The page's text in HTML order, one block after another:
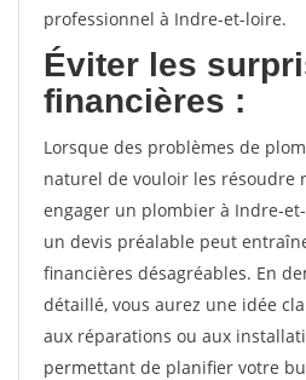
professionnel à Indre-et-loire.
Éviter les
financières :
Lorsque des problèmes de
naturel de vouloir les résoudre
engager un plombier à Indre-
un devis préalable peut
financières désagréables. En
détaillé, vous aurez une idée
aux réparations ou aux
permettant de planifier votre